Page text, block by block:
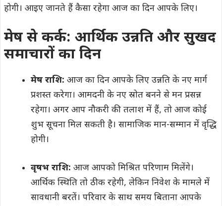
होगी। आइए जानते हैं कैसा रहेगा आज का दिन आपके लिए।
मेष से कर्क: आर्थिक उन्नति और सुखद
समाचारों का दिन
मेष राशि: आज का दिन आपके लिए उन्नति के नए मार्ग
प्रशस्त करेगा। आमदनी के नए स्रोत बनने से मन प्रसन्न
रहेगा। अगर आप नौकरी की तलाश में हैं, तो आज कोई
शुभ सूचना मिल सकती है। सामाजिक मान-सम्मान में वृद्धि
होगी।
वृषभ राशि: आज आपको मिश्रित परिणाम मिलेंगे।
आर्थिक स्थिति तो ठीक रहेगी, लेकिन निवेश के मामले में
सावधानी बरतें। परिवार के साथ समय बिताना आपके